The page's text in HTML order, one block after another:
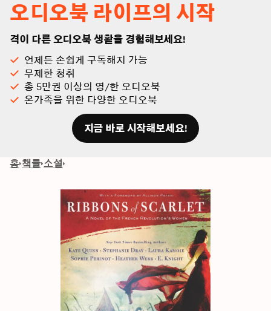
오디오북 라이프의 시작
격이 다른 오디오북 생활을 경험해보세요!
언제든 손쉽게 구독해지 가능
무제한 청취
총 5만권 이상의 영/한 오디오북
온가족을 위한 다양한 오디오북
지금 바로 시작해보세요!
홈 책들 소설